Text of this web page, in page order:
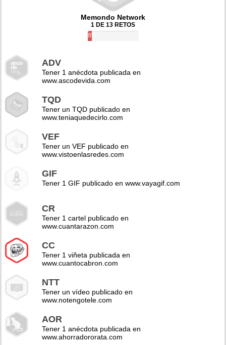
Memondo Network
1 DE 13 RETOS
8%
ADV
Tener 1 anécdota publicada en
www.ascodevida.com
TQD
Tener un TQD publicado en
www.teniaquedecirlo.com
VEF
Tener un VEF publicado en
www.vistoenlasredes.com
GIF
Tener 1 GIF publicado en www.vayagif.com
CR
Tener 1 cartel publicado en
www.cuantarazon.com
CC
Tener 1 viñeta publicada en
www.cuantocabron.com
NTT
Tener un vídeo publicado en
www.notengotele.com
AOR
Tener 1 anécdota publicada en
www.ahorradororata.com